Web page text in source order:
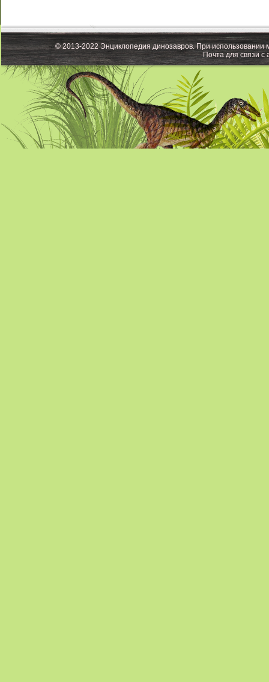
© 2013-2022 Энциклопедия динозавров. При использовании
Почта для связи с